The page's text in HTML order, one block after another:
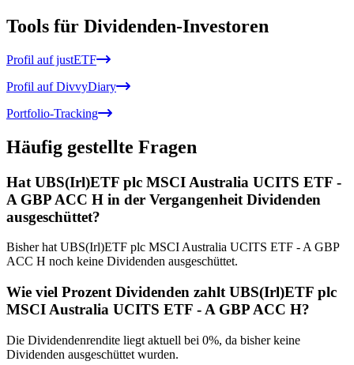
Tools für Dividenden-Investoren
Profil auf justETF
Profil auf DivvyDiary
Portfolio-Tracking
Häufig gestellte Fragen
Hat UBS(Irl)ETF plc MSCI Australia UCITS ETF -
A GBP ACC H in der Vergangenheit Dividenden
ausgeschüttet?
Bisher hat UBS(Irl)ETF plc MSCI Australia UCITS ETF - A GBP
ACC H noch keine Dividenden ausgeschüttet.
Wie viel Prozent Dividenden zahlt UBS(Irl)ETF plc
MSCI Australia UCITS ETF - A GBP ACC H?
Die Dividendenrendite liegt aktuell bei 0%, da bisher keine
Dividenden ausgeschüttet wurden.